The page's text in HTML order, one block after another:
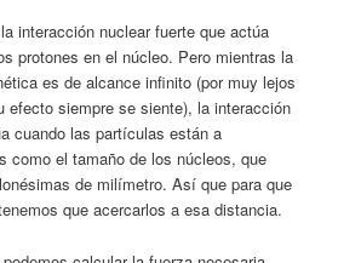
interacción nuclear fuerte que actúa
protones en el núcleo. Pero mientras la
es de alcance infinito (por muy lejos
efecto siempre se siente), la interacción
cuando las partículas están a
como el tamaño de los núcleos, que
de milímetro. Así que para que
que acercarlos a esa distancia.